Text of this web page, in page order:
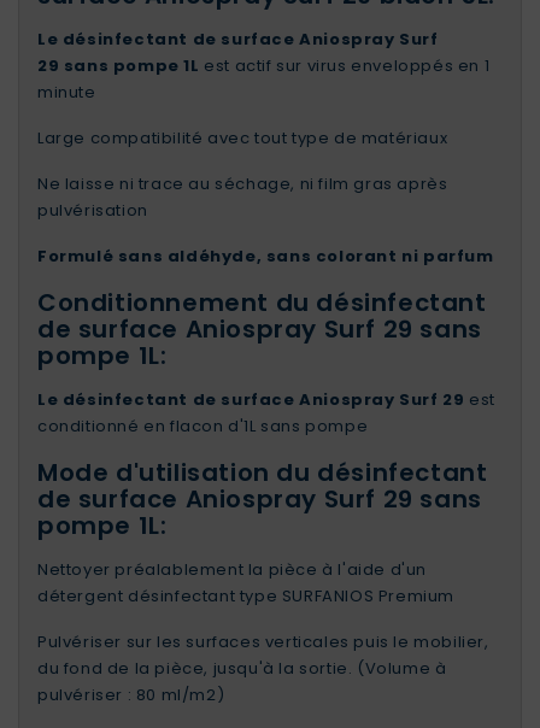
Le désinfectant de surface Aniospray Surf
29 sans pompe 1L est actif sur virus enveloppés en 1
minute
Large compatibilité avec tout type de matériaux
Ne laisse ni trace au séchage, ni film gras après
pulvérisation
Formulé sans aldéhyde, sans colorant ni parfum
Conditionnement du désinfectant
de surface Aniospray Surf 29 sans
pompe 1L:
Le désinfectant de surface Aniospray Surf 29 est
conditionné en flacon d'1L sans pompe
Mode d'utilisation du désinfectant
de surface Aniospray Surf 29 sans
pompe 1L:
Nettoyer préalablement la pièce à l'aide d'un
détergent désinfectant type SURFANIOS Premium
Pulvériser sur les surfaces verticales puis le mobilier,
du fond de la pièce, jusqu'à la sortie. (Volume à
pulvériser : 80 ml/m2)